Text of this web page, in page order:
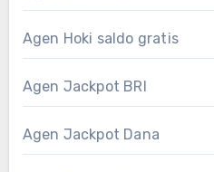
Agen Hoki saldo gratis
Agen Jackpot BRI
Agen Jackpot Dana